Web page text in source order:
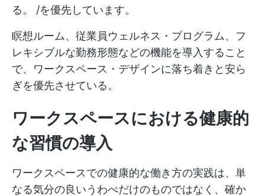
る。 /を優先しています。
瞑想ルーム、従業員ウェルネス・プログラム、フ
レキシブルな勤務形態などの機能を導入すること
で、ワークスペース・デザインに落ち着きと安ら
ぎを優先させている。
ワークスペースにおける健康的
な習慣の導入
ワークスペースでの健康的な働き方の実践は、単
なる気分の良いうわべだけのものではなく、確か